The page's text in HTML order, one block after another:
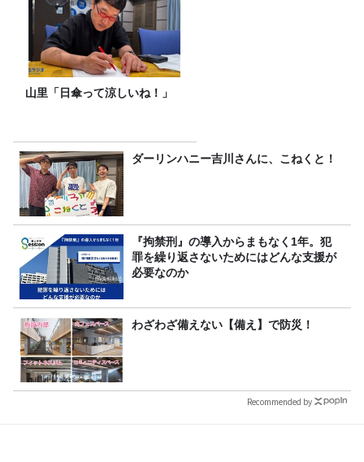
山里「日傘って涼しいね！」
ダーリンハニー吉川さんに、こねくと！
『拘禁刑』の導入からまもなく1年。犯
罪を繰り返さないためにはどんな支援が
必要なのか
わざわざ備えない【備え】で防災！
Recommended by